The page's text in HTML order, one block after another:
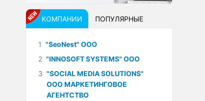
КОМПАНИИ ПОПУЛЯРНЫЕ
1 "SeoNest" ООО
2 "INNOSOFT SYSTEMS" ООО
3 "SOCIAL MEDIA SOLUTIONS"
ООО МАРКЕТИНГОВОЕ
АГЕНТСТВО